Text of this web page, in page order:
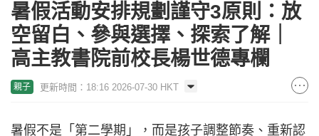
暑假活動安排規劃謹守3原則：放
空留白、參與選擇、探索了解｜
高主教書院前校長楊世德專欄
親子 更新時間：18:16 2026-07-30 HKT
暑假不是「第二學期」，而是孩子調整節奏、重新認